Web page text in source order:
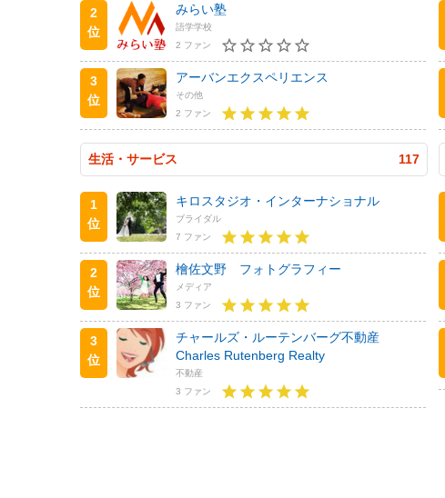
2
位
みらい塾
語学学校
2 ファン
3
位
アーバンエクスペリエンス
その他
2 ファン
生活・サービス 117
1
位
キロスタジオ・インターナショナル
ブライダル
7 ファン
2
位
檜佐文野 フォトグラフィー
メディア
3 ファン
3
位
チャールズ・ルーテンバーグ不動産
Charles Rutenberg Realty
不動産
3 ファン